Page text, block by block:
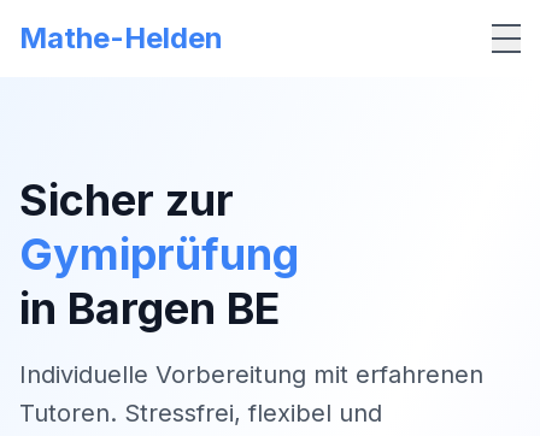
Mathe-Helden
Sicher zur
Gymiprüfung
in Bargen BE
Individuelle Vorbereitung mit erfahrenen
Tutoren. Stressfrei, flexibel und